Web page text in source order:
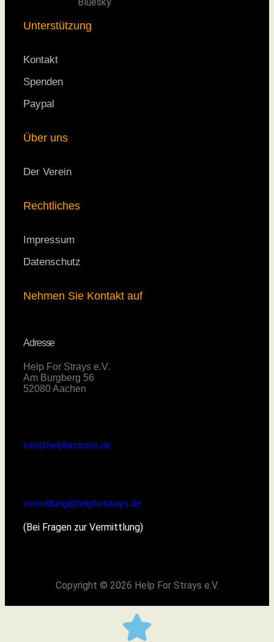
Unterstützung
Kontakt
Spenden
Paypal
Über uns
Der Verein
Rechtliches
Impressum
Datenschutz
Nehmen Sie Kontakt auf
Adresse
Help For Strays e.V.
Am Burgberg 56
52080 Aachen
info@helpforstrays.de
vermittlung@helpforstrays.de
(Bei Fragen zur Vermittlung)
Copyright © 2026 Help For Strays e.V.